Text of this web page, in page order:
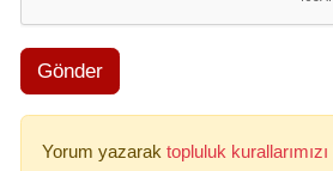
Gönder
Yorum yazarak topluluk kurallarımızı